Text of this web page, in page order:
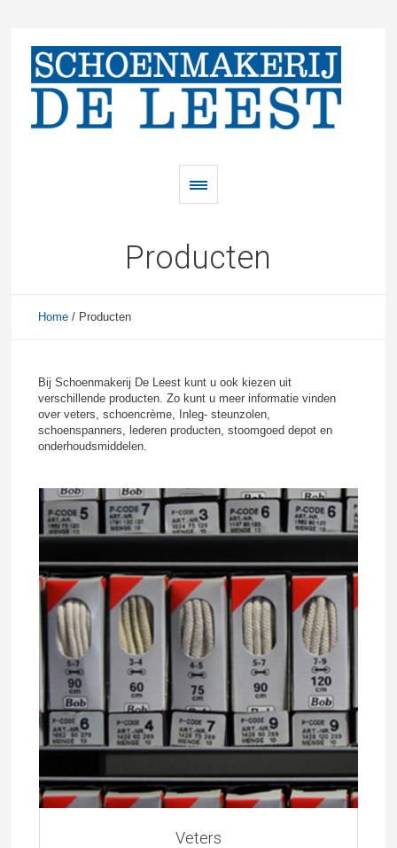
Producten
Home / Producten
Bij Schoenmakerij De Leest kunt u ook kiezen uit
verschillende producten. Zo kunt u meer informatie vinden
over veters, schoencrème, Inleg- steunzolen,
schoenspanners, lederen producten, stoomgoed depot en
onderhoudsmiddelen.
Veters